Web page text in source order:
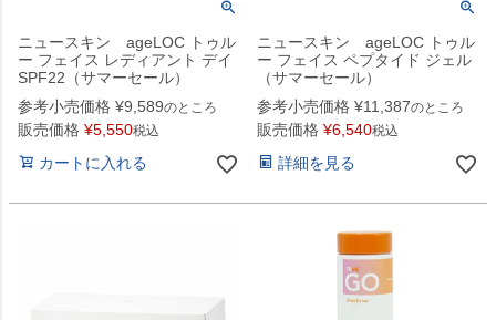
ニュースキン ageLOC トゥル
ー フェイス レディアント デイ
SPF22（サマーセール）
参考小売価格 ¥9,589のところ
販売価格 ¥5,550税込
カートに入れる
ニュースキン ageLOC トゥル
ー フェイス ペプタイド ジェル
（サマーセール）
参考小売価格 ¥11,387のところ
販売価格 ¥6,540税込
詳細を見る